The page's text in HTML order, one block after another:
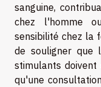
sanguine,
chez l'homme
sensibilité chez la
de souligner que
stimulants
qu'une